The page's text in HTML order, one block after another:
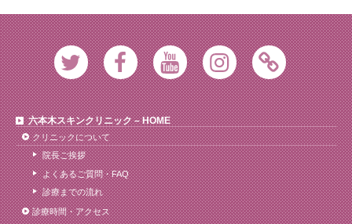
Twitter FacebookYoutube InstagramAmeblo
六本木スキンクリニック – HOME
クリニックについて
院長ご挨拶
よくあるご質問・FAQ
診療までの流れ
診療時間・アクセス